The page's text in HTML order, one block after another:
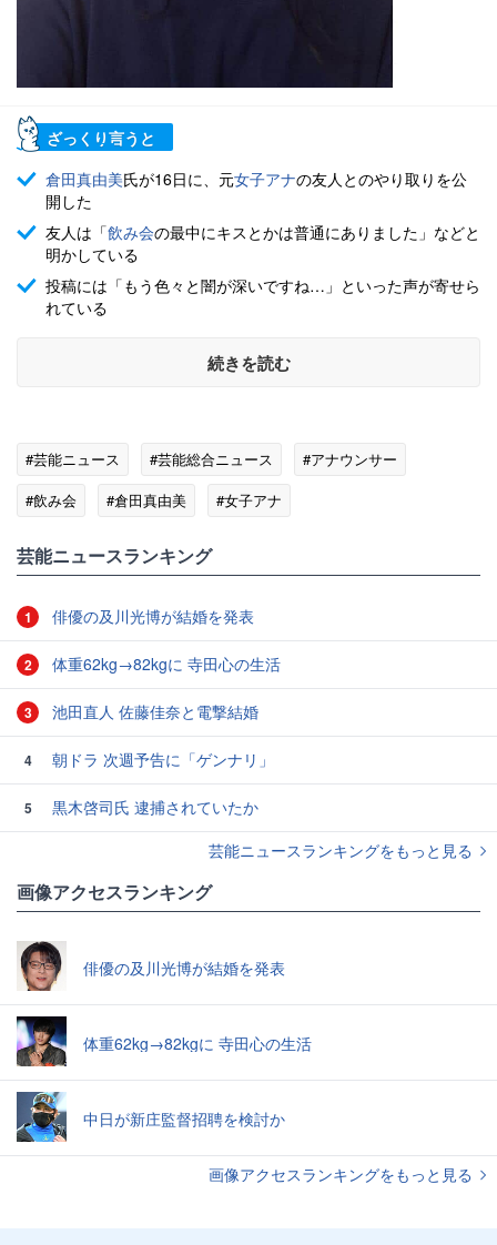
ざっくり言うと
倉田真由美氏が16日に、元女子アナの友人とのやり取りを公
開した
友人は「飲み会の最中にキスとかは普通にありました」などと
明かしている
投稿には「もう色々と闇が深いですね…」といった声が寄せら
れている
続きを読む
#芸能ニュース #芸能総合ニュース
#アナウンサー
#飲み会
#倉田真由美
#女子アナ
芸能ニュースランキング
1 俳優の及川光博が結婚を発表
2 体重62kg→82kgに 寺田心の生活
3 池田直人 佐藤佳奈と電撃結婚
4 朝ドラ 次週予告に「ゲンナリ」
5
黒木啓司氏 逮捕されていたか
芸能ニュースランキングをもっと見る
画像アクセスランキング
俳優の及川光博が結婚を発表
体重62kg→82kgに 寺田心の生活
中日が新庄監督招聘を検討か
画像アクセスランキングをもっと見る